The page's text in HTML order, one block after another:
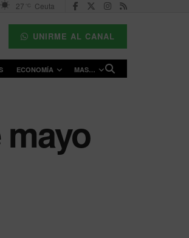
27 °C Ceuta
UNIRME AL CANAL
ECONOMÍA MAS…